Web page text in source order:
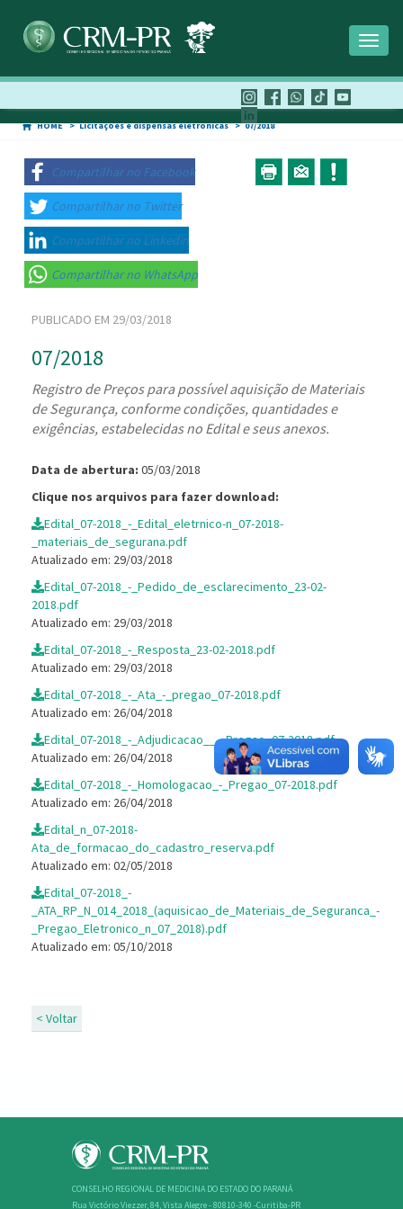
HOME Licitações e dispensas eletrônicas 07/2018
Compartilhar no Facebook
Compartilhar no Twitter
Compartilhar no Linkedin
Compartilhar no WhatsApp
PUBLICADO EM 29/03/2018
07/2018
Registro de Preços para possível aquisição de Materiais
de Segurança, conforme condições, quantidades e
exigências, estabelecidas no Edital e seus anexos.
Data de abertura: 05/03/2018
Clique nos arquivos para fazer download:
Edital_07-2018_-_Edital_eletrnico-n_07-2018-
_materiais_de_segurana.pdf
Atualizado em: 29/03/2018
Edital_07-2018_-_Pedido_de_esclarecimento_23-02-
2018.pdf
Atualizado em: 29/03/2018
Edital_07-2018_-_Resposta_23-02-2018.pdf
Atualizado em: 29/03/2018
Edital_07-2018_-_Ata_-_pregao_07-2018.pdf
Atualizado em: 26/04/2018
Edital_07-2018_-_Adjudicacao__-_Pregao_07-2018.pdf
Atualizado em: 26/04/2018
Edital_07-2018_-_Homologacao_-_Pregao_07-2018.pdf
Atualizado em: 26/04/2018
Edital_n_07-2018-
Ata_de_formacao_do_cadastro_reserva.pdf
Atualizado em: 02/05/2018
Edital_07-2018_-
_ATA_RP_N_014_2018_(aquisicao_de_Materiais_de_Seguranca_-
_Pregao_Eletronico_n_07_2018).pdf
Atualizado em: 05/10/2018
< Voltar
CONSELHO REGIONAL DE MEDICINA DO ESTADO DO PARANÁ
Rua Victório Viezzer, 84, Vista Alegre - 80810-340 -Curitiba-PR